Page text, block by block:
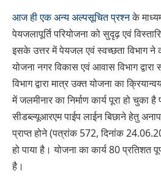
आज ही एक अन्य अल्पसूचित प्रश्नके
पेयजलापूर्ति परियोजना को सुदृढ़ एवं
इसके उत्तर में पेयजल एवं स्वच्छता विभाग ने
योजना नगर विकास एवं आवास विभाग द्वारा
विभाग द्वारा मात्र उक्त योजना का
में जलमीनार का निर्माण कार्य पूरा हो चुका
सीडब्ल्यूआरएम पाईप लाईन बिछाने हेतु
प्राप्त होने (पत्रांक 572, दिनांक
हो पाया है। योजना का कार्य 80 प्रतिशत
है।